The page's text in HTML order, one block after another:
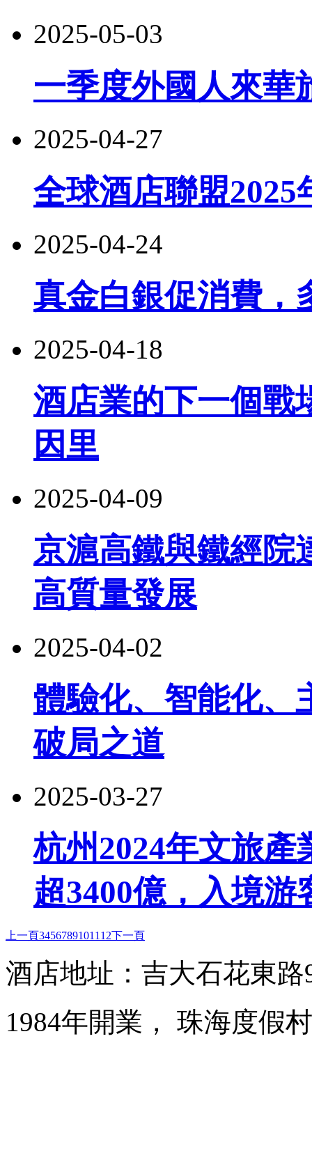
2025-05-03
一季度外國人來華
2025-04-27
全球酒店聯盟
2025-04-24
真金白銀促消費，
2025-04-18
酒店業的下一個戰
因里
2025-04-09
京滬高鐵與鐵經院
高質量發展
2025-04-02
體驗化、智能化、
破局之道
2025-03-27
杭州2024年文旅
超3400億，入境游
上一頁34567891011 12下一頁
酒店地址：吉大石花東
1984年開業， 珠海度